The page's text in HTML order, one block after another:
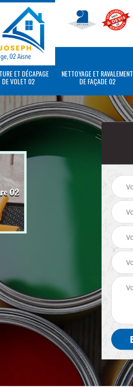
ET DÉCAPAGE
DE VOLET 02
NETTOYAGE ET RAVALEMENT
DE FAÇADE 02
02